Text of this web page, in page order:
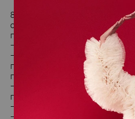
8. Посетитель и Покупатель
объеме и в случаях,
применимым к ним
— право на доступ к
— право на исправление. У
потребовать исправить
право потребовать
— право на удаление. У
потребовать удалить Данные;
— право на ограничение
— право возражать против